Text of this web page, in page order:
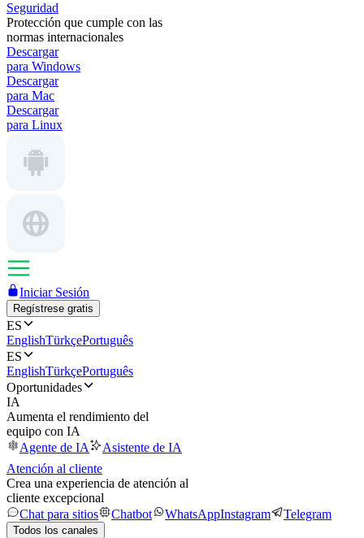
Seguridad
Protección que cumple con las
normas internacionales
Descargar
para Windows
Descargar
para Mac
Descargar
para Linux
Iniciar Sesión
Regístrese gratis
ES
EnglishTürkçePortuguês
ES
EnglishTürkçePortuguês
Oportunidades
IA
Aumenta el rendimiento del
equipo con IA
Agente de IA
Asistente de IA
Atención al cliente
Crea una experiencia de atención al
cliente excepcional
Chat para sitios
Chatbot WhatsAppInstagram Telegram
Todos los canales